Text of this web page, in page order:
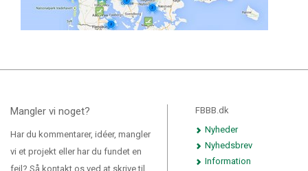
Mangler vi noget?
Har du kommentarer, idéer, mangler
vi et projekt eller har du fundet en
fejl? Så kontakt os ved at skrive til
FBBB.dk
Nyheder
Nyhedsbrev
Information